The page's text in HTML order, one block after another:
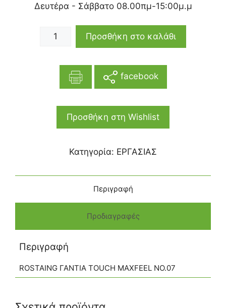
Δευτέρα - Σάββατο 08.00πμ-15:00μ.μ
Προσθήκη στο καλάθι
facebook
Προσθήκη στη Wishlist
Κατηγορία: ΕΡΓΑΣΙΑΣ
Περιγραφή
Προδιαγραφές
Περιγραφή
ROSTAING ΓΑΝΤΙΑ ΤOUCH MAXFEEL NO.07